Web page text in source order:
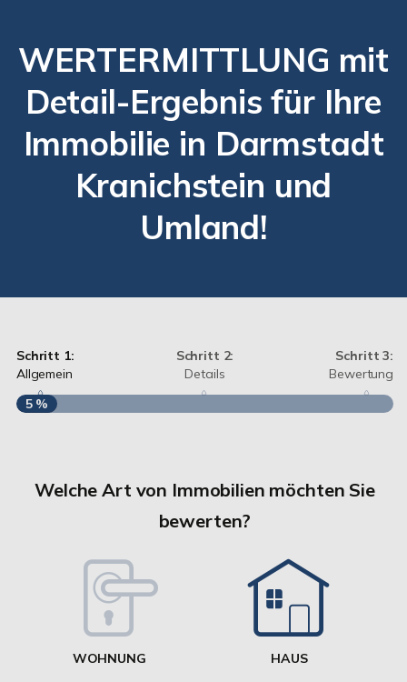
WERTERMITTLUNG mit
Detail-Ergebnis für Ihre
Immobilie in Darmstadt
Kranichstein und
Umland!
Schritt 1:
Allgemein
Schritt 2:
Details
Schritt 3:
Bewertung
5 %
Welche Art von Immobilien möchten Sie
bewerten?
WOHNUNG HAUS